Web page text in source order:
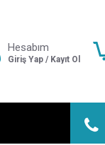
Hesabım
Giriş Yap / Kayıt Ol